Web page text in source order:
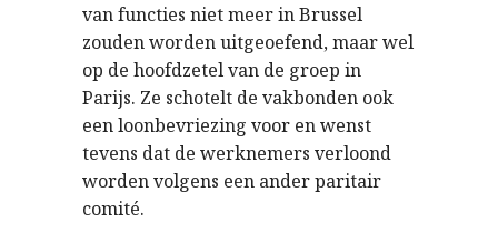
van functies niet meer in Brussel
zouden worden uitgeoefend, maar wel
op de hoofdzetel van de groep in
Parijs. Ze schotelt de vakbonden ook
een loonbevriezing voor en wenst
tevens dat de werknemers verloond
worden volgens een ander paritair
comité.